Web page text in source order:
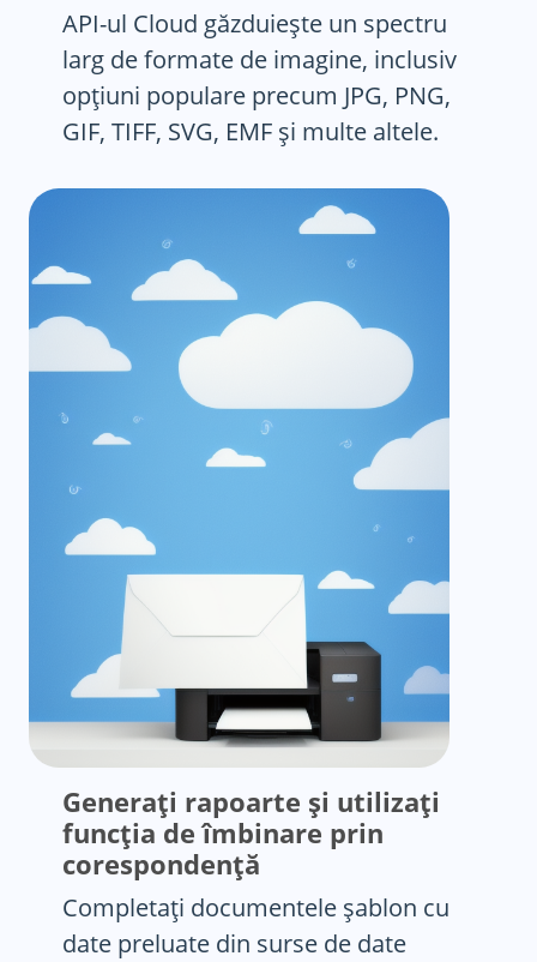
API-ul Cloud găzduiește un spectru
larg de formate de imagine, inclusiv
opțiuni populare precum JPG, PNG,
GIF, TIFF, SVG, EMF și multe altele.
Generați rapoarte și utilizați
funcția de îmbinare prin
corespondență
Completați documentele șablon cu
date preluate din surse de date